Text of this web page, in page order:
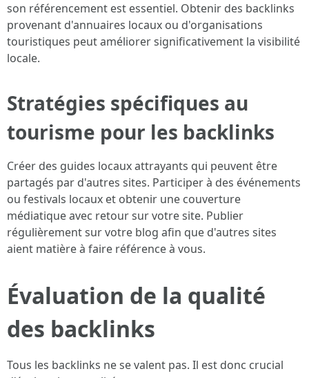
son référencement est essentiel. Obtenir des backlinks
provenant d'annuaires locaux ou d'organisations
touristiques peut améliorer significativement la visibilité
locale.
Stratégies spécifiques au
tourisme pour les backlinks
Créer des guides locaux attrayants qui peuvent être
partagés par d'autres sites. Participer à des événements
ou festivals locaux et obtenir une couverture
médiatique avec retour sur votre site. Publier
régulièrement sur votre blog afin que d'autres sites
aient matière à faire référence à vous.
Évaluation de la qualité
des backlinks
Tous les backlinks ne se valent pas. Il est donc crucial